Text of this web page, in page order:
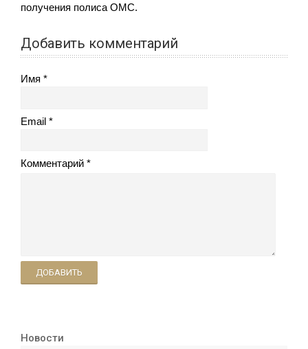
получения полиса ОМС.
Добавить комментарий
Имя
Email
Комментарий
ДОБАВИТЬ
Новости